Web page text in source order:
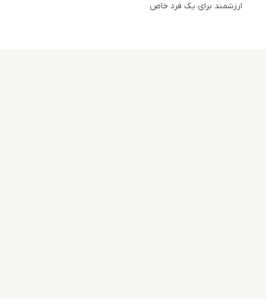
ارزشمند برای یک فرد خاص